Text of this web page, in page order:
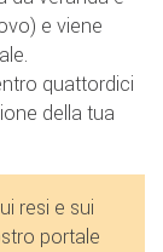
e viene
quattordici
della tua
resi e sui
portale